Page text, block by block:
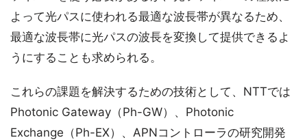
よって光パスに使われる最適な波長帯が異なるため、
最適な波長帯に光パスの波長を変換して提供できるよ
うにすることも求められる。
これらの課題を解決するための技術として、NTTでは
Photonic Gateway（Ph-GW）、Photonic
Exchange（Ph-EX）、APNコントローラの研究開発